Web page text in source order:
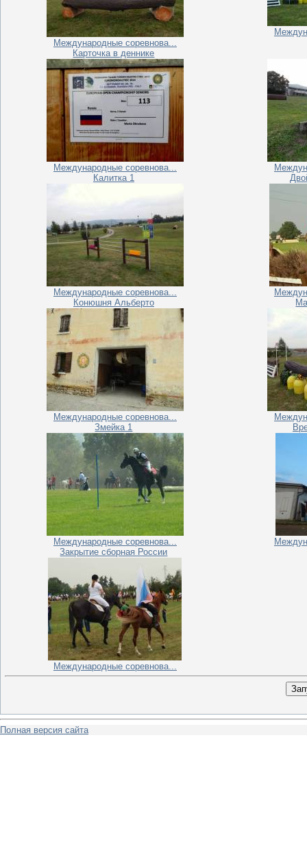
Международные соревнова...
Карточка в деннике
Международные соревнова...
Калитка 1
Международные соревнова...
Конюшня Альберто
Международные соревнова...
Змейка 1
Международные соревнова...
Закрытие сборная России
Международные соревнова...
Полная версия сайта